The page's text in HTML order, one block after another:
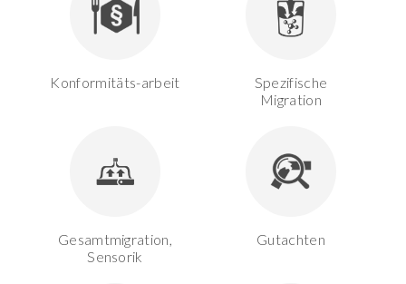
Konformitäts-arbeit
Spezifische
Migration
Gesamtmigration,
Sensorik
Gutachten